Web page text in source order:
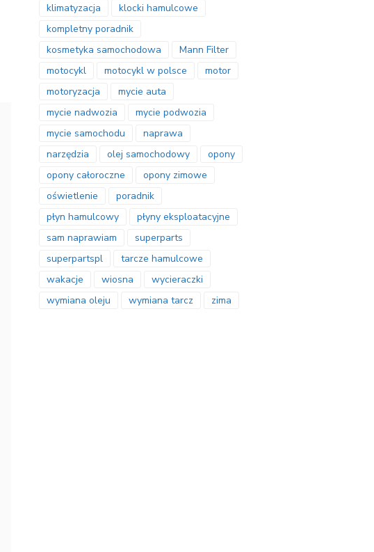
klimatyzacja
klocki hamulcowe
kompletny poradnik
kosmetyka samochodowa
Mann Filter
motocykl
motocykl w polsce
motor
motoryzacja
mycie auta
mycie nadwozia
mycie podwozia
mycie samochodu
naprawa
narzędzia
olej samochodowy
opony
opony całoroczne
opony zimowe
oświetlenie
poradnik
płyn hamulcowy
płyny eksploatacyjne
sam naprawiam
superparts
superpartspl
tarcze hamulcowe
wakacje
wiosna
wycieraczki
wymiana oleju
wymiana tarcz zima